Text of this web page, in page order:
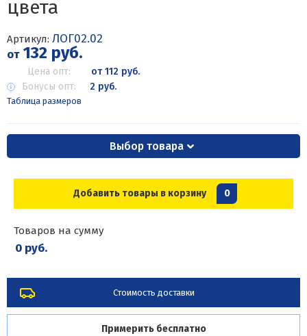
цвета
Артикул: ЛОГ02.02
от132 руб.
Цена опт:
от 112 руб.
Бонусы опт:
2 руб.
Таблица размеров
Выбор товара
Добавить товары в корзину 0
Товаров на сумму
0 руб.
Стоимость доставки
Примерить бесплатно